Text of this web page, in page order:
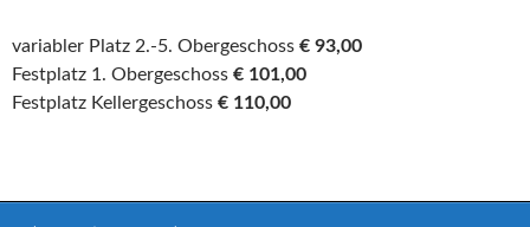
variabler Platz 2.-5. Obergeschoss € 93,00
Festplatz 1. Obergeschoss € 101,00
Festplatz Kellergeschoss € 110,00